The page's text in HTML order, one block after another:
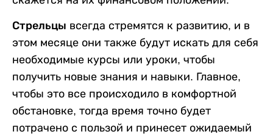
Стрельцы всегда стремятся к развитию, и в
этом месяце они также будут искать для себя
необходимые курсы или уроки, чтобы
получить новые знания и навыки. Главное,
чтобы это все происходило в комфортной
обстановке, тогда время точно будет
потрачено с пользой и принесет ожидаемый